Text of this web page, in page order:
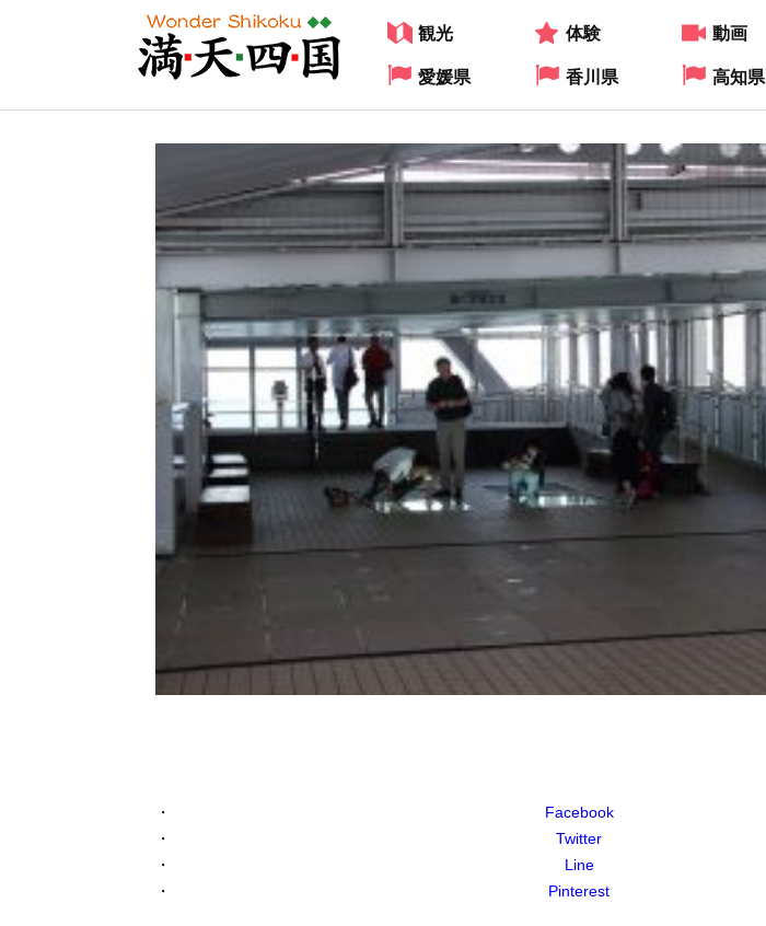
観光 体験 動画
愛媛県 香川県 高知県
Facebook
Twitter
Line
Pinterest